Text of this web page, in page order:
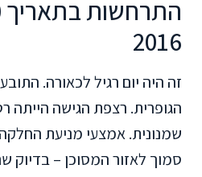
2016
זה היה יום רגיל לכאורה.
הגופרית. רצפת הגישה הייתה
שמנונית. אמצעי מניעת
סמוך לאזור המסוכן – בדיוק